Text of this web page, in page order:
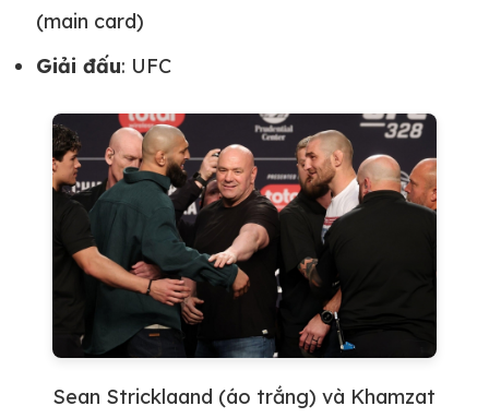
(main card)
Giải đấu: UFC
Sean Stricklaand (áo trắng) và Khamzat